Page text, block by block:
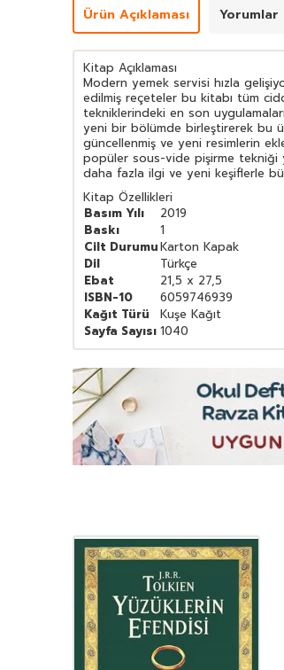
Ürün Açıklaması Yorumlar
Kitap Açıklaması
Modern yemek servisi hızla
edilmiş reçeteler bu kitabı tüm
tekniklerindeki en son
yeni bir bölümde birleştirerek bu
güncellenmiş ve yeni resimlerin
popüler sous-vide pişirme tekniği
daha fazla ilgi ve yeni keşiflerle
Kitap Özellikleri
Basım Yılı
2019
Baskı
1
Cilt DurumuKarton Kapak
Dil
Türkçe
Ebat
21,5 x 27,5
ISBN-10
6059746939
Kağıt Türü
Kuşe Kağıt
Sayfa Sayısı 1040